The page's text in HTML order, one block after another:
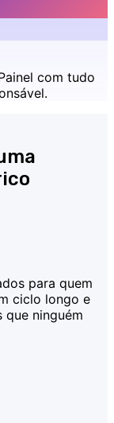
com tudo
para quem
ciclo longo e
que ninguém